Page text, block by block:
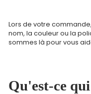
Lors de votre
nom, la couleur ou la
sommes là pour vous
Qu'est-ce